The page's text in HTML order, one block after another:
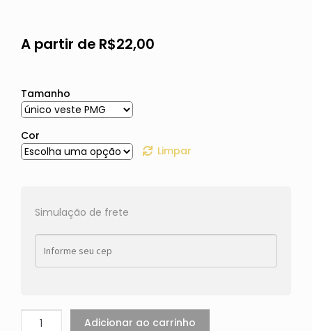
A partir de R$22,00
Tamanho
Cor
Limpar
Simulação de frete
Adicionar ao carrinho